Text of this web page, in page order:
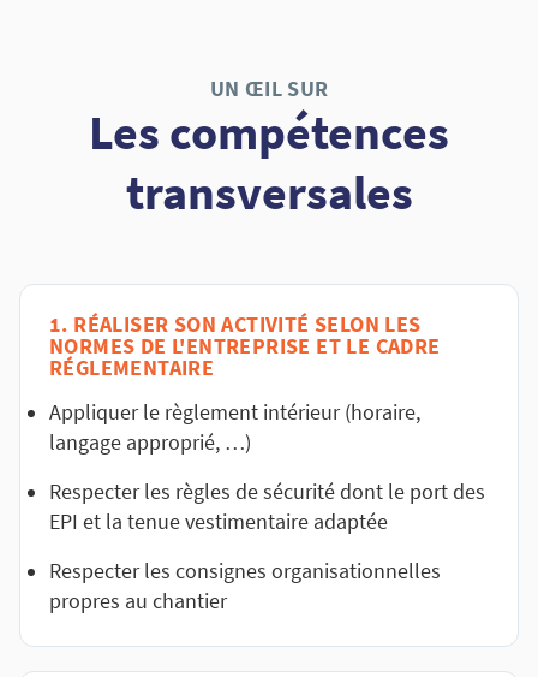
UN ŒIL SUR
Les compétences
transversales
1. RÉALISER SON ACTIVITÉ SELON LES
NORMES DE L'ENTREPRISE ET LE CADRE
RÉGLEMENTAIRE
Appliquer le règlement intérieur (horaire,
langage approprié, …)
Respecter les règles de sécurité dont le port des
EPI et la tenue vestimentaire adaptée
Respecter les consignes organisationnelles
propres au chantier